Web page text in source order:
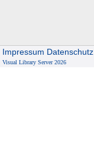
Impressum Datenschutz
Visual Library Server 2026